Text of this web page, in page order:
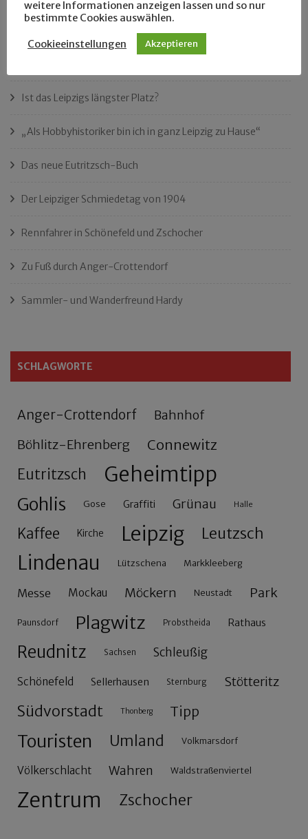
Klassefahrer Edgar Krannich
Ist das Leipzigs längster Platz?
„Als Hobbyhistoriker bin ich in ganz Leipzig zu Hause“
Das neue Eutritzsch-Buch
Der Leipziger Schmiedetag von 1904
Rennfahrer in Schönefeld und Zschocher
Zu Fuß durch Anger-Crottendorf
Sammler- und Wanderfreund Hardy
SCHLAGWORTE
Anger-Crottendorf Bahnhof
Böhlitz-Ehrenberg Connewitz
Eutritzsch Geheimtipp
Gohlis Gose Graffiti Grünau Halle
Kaffee Kirche Leipzig Leutzsch
Lindenau Lützschena Markkleeberg
Messe Mockau Möckern Neustadt Park
Paunsdorf Plagwitz Probstheida Rathaus
Reudnitz Sachsen Schleußig
Schönefeld Sellerhausen Sternburg Stötteritz
Südvorstadt Thonberg Tipp
Touristen Umland Volkmarsdorf
Völkerschlacht Wahren Waldstraßenviertel
Zentrum Zschocher
weitere Informationen anzeigen lassen und so nur
bestimmte Cookies auswählen.
Cookieeinstellungen Akzeptieren